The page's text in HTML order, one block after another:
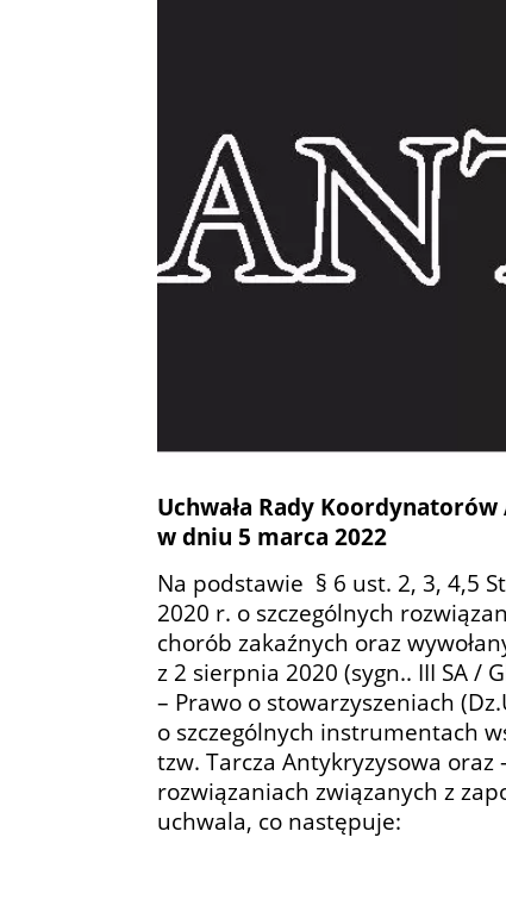
Uchwała Rady
w dniu 5 marca 2022
Na podstawie § 6 ust. 2, 3, 4,5
2020 r. o szczególnych
chorób zakaźnych oraz
z 2 sierpnia 2020 (sygn.. III SA /
– Prawo o stowarzyszeniach
o szczególnych instrumentach
tzw. Tarcza Antykryzysowa
rozwiązaniach związanych z
uchwala, co następuje: